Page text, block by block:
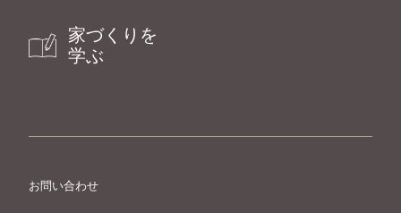
家づくりを
学ぶ
お問い合わせ